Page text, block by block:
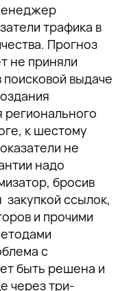
трафика в
Прогноз
не приняли
выдаче
к шестому
не
надо
бросив
закупкой ссылок,
и прочими
с
быть решена и
через три-